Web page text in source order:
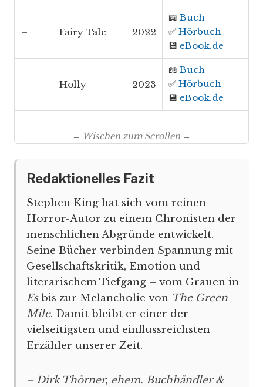
– Fairy Tale 2022
📖 Buch
✅ Hörbuch
💾 eBook.de
– Holly 2023
📖 Buch
✅ Hörbuch
💾 eBook.de
← Wischen zum Scrollen →
Redaktionelles Fazit
Stephen King hat sich vom reinen
Horror-Autor zu einem Chronisten der
menschlichen Abgründe entwickelt.
Seine Bücher verbinden Spannung mit
Gesellschaftskritik, Emotion und
literarischem Tiefgang – vom Grauen in
Esbis zur Melancholie von The Green
Mile. Damit bleibt er einer der
vielseitigsten und einflussreichsten
Erzähler unserer Zeit.
– Dirk Thörner, ehem. Buchhändler &